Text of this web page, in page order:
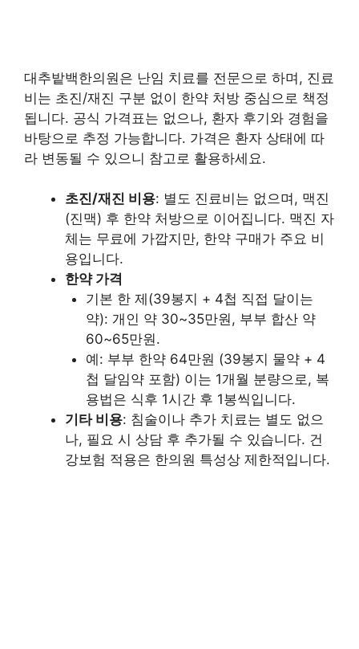
대추밭백한의원은 난임 치료를 전문으로 하며, 진료
비는 초진/재진 구분 없이 한약 처방 중심으로 책정
됩니다. 공식 가격표는 없으나, 환자 후기와 경험을
바탕으로 추정 가능합니다. 가격은 환자 상태에 따
라 변동될 수 있으니 참고로 활용하세요.
초진/재진 비용: 별도 진료비는 없으며, 맥진
(진맥) 후 한약 처방으로 이어집니다. 맥진 자
체는 무료에 가깝지만, 한약 구매가 주요 비
용입니다.
한약 가격
기본 한 제(39봉지 + 4첩 직접 달이는
약): 개인 약 30~35만원, 부부 합산 약
60~65만원.
예: 부부 한약 64만원 (39봉지 물약 + 4
첩 달임약 포함) 이는 1개월 분량으로, 복
용법은 식후 1시간 후 1봉씩입니다.
기타 비용: 침술이나 추가 치료는 별도 없으
나, 필요 시 상담 후 추가될 수 있습니다. 건
강보험 적용은 한의원 특성상 제한적입니다.